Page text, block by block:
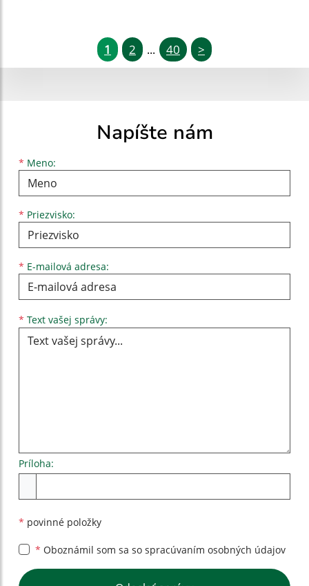
1 2 ... 40 >
Napíšte nám
* Meno:
Meno
* Priezvisko:
Priezvisko
* E-mailová adresa:
E-mailová adresa
* Text vašej správy:
Príloha:
* povinné položky
* Oboznámil som sa so spracúvaním osobných údajov
Google reCaptcha Response